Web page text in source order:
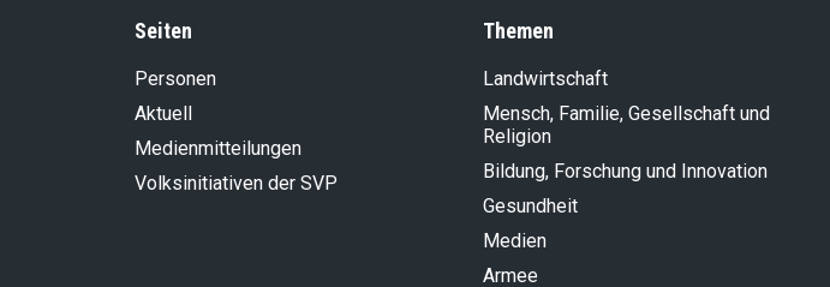
Seiten
Personen
Aktuell
Medienmitteilungen
Volksinitiativen der SVP
Themen
Landwirt­schaft
Mensch, Familie, Gesellschaft und
Religion
Bildung, Forschung und Innovation
Gesundheit
Medien
Armee